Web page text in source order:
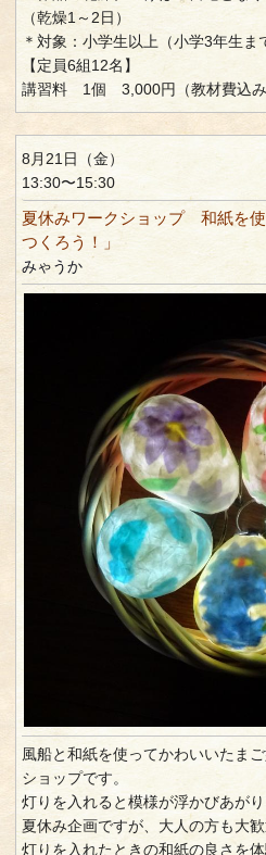
（乾燥1～2日）
＊対象：小学生以上（小学3年生ま
【定員6組12名】
講習料 1個 3,000円（教材費込み
8月21日（金）
13:30〜15:30
夏休みワークショップ 和紙を
つくろう！」
みゃうか
風船と和紙を使ってかわいいたま
ショップです。
灯りを入れると模様が浮かびあがり
夏休み企画ですが、大人の方も大歓
灯りを入れたときの和紙の良さを